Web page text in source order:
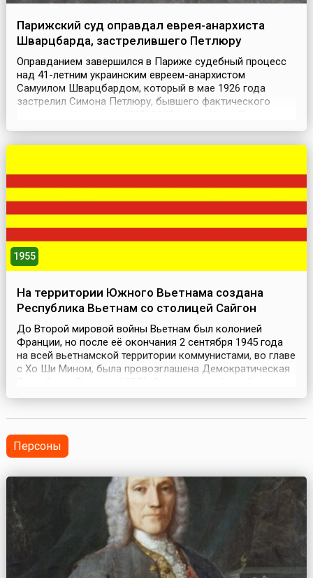
Парижский суд оправдал еврея-анархиста
Шварцбарда, застрелившего Петлюру
Оправданием завершился в Париже судебный процесс
над 41-летним украинским евреем-анархистом
Самуилом Шварцбардом, который в мае 1926 года
застрелил Симона Петлюру, бывшего фактического
Шварцбард оказался в Париже после бурной молодости
1955
На территории Южного Вьетнама создана
Республика Вьетнам со столицей Сайгон
До Второй мировой войны Вьетнам был колонией
Франции, но после её окончания 2 сентября 1945 года
на всей вьетнамской территории коммунистами, во главе
с Хо Ши Мином, была провозглашена Демократическая
языка с руководством самопровозглашённого
часть вьетнамской территории, Франция начала войну
п...
Персоны